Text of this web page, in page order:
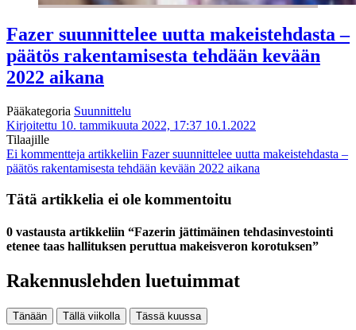
Fazer suunnittelee uutta makeistehdasta –
päätös rakentamisesta tehdään kevään
2022 aikana
Pääkategoria Suunnittelu
Kirjoitettu 10. tammikuuta 2022, 17:37 10.1.2022
Tilaajille
Ei kommentteja artikkeliin Fazer suunnittelee uutta makeistehdasta –
päätös rakentamisesta tehdään kevään 2022 aikana
Tätä artikkelia ei ole kommentoitu
0 vastausta artikkeliin “Fazerin jättimäinen tehdasinvestointi
etenee taas hallituksen peruttua makeisveron korotuksen”
Rakennuslehden luetuimmat
Tänään Tällä viikolla Tässä kuussa